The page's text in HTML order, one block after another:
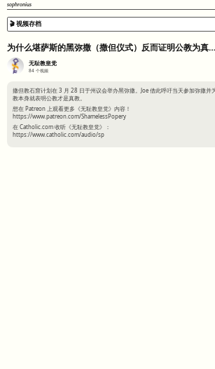
sophronius
🎬 视频存档
为什么堪萨斯的黑弥撒（撒但仪式）反而证明公教为真
无耻教皇党
84 个视频
撒但教石窟计划在 3 月 28 日于州议会举办黑弥撒。Joe 借此呼吁当天参加弥撒并
教本身就表明公教才是真教。
想在 Patreon 上观看更多《无耻教皇党》内容！
https://www.patreon.com/ShamelessPopery
在 Catholic.com 收听《无耻教皇党》：
https://www.catholic.com/audio/sp